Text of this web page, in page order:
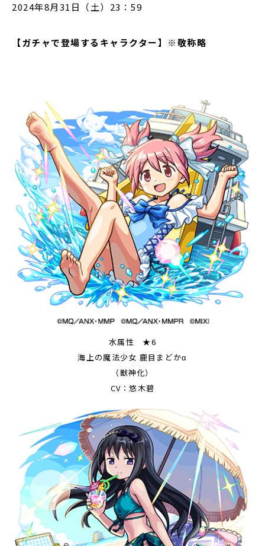
2024年8月31日（土）23：59
【ガチャで登場するキャラクター】※敬称略
水属性 ★6
海上の魔法少女 鹿目まどかα
（獣神化）
CV：悠木碧